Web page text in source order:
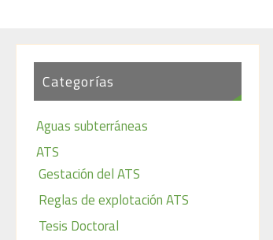
Categorías
Aguas subterráneas
ATS
Gestación del ATS
Reglas de explotación ATS
Tesis Doctoral